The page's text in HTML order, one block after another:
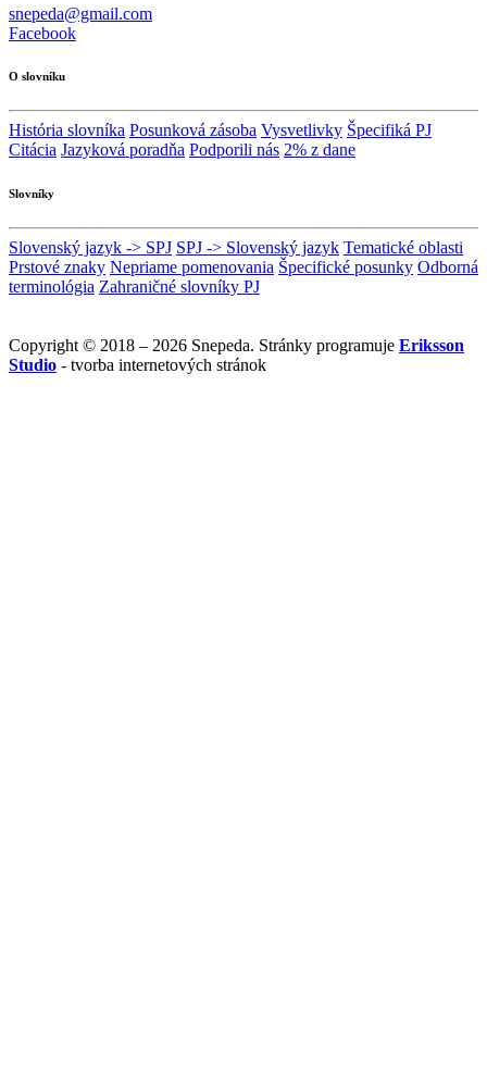
snepeda@gmail.com
Facebook
O slovníku
História slovníka Posunková zásoba Vysvetlivky Špecifiká PJ
Citácia Jazyková poradňa Podporili nás 2% z dane
Slovníky
Slovenský jazyk -> SPJ SPJ -> Slovenský jazyk Tematické oblasti
Prstové znaky Nepriame pomenovania Špecifické posunky Odborná
terminológia Zahraničné slovníky PJ
Copyright © 2018 – 2026 Snepeda. Stránky programuje Eriksson
Studio - tvorba internetových stránok